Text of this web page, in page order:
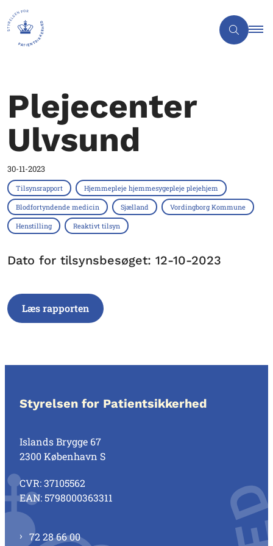
Plejecenter
Ulvsund
30-11-2023
Tilsynsrapport Hjemmepleje hjemmesygepleje plejehjem
Blodfortyndende medicin Sjælland Vordingborg Kommune
Henstilling Reaktivt tilsyn
Dato for tilsynsbesøget: 12-10-2023
Læs rapporten
Styrelsen for Patientsikkerhed
Islands Brygge 67
2300 København S
CVR: 37105562
EAN: 5798000363311
72 28 66 00